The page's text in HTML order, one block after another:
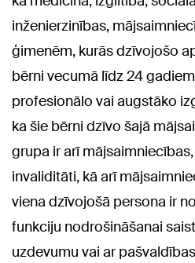
inženierzinības,
ģimenēm, kurās dzīvojošo
bērni vecumā līdz 24
profesionālo vai augstāko
ka šie bērni dzīvo šajā
grupa ir arī
invaliditāti, kā arī
viena dzīvojošā persona ir
funkciju nodrošināšanai
uzdevumu vai ar